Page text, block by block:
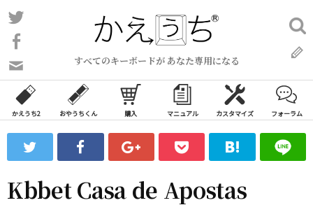
コ
ン
ン
ツ
ス
ッ
プ
すべてのキーボードが あなた専用になる
い
合
わ
フ
ォ
ム
検
索:
かえうち2 おやうちくん 購入 マニュアル カスタマイズ フォーラム
Kbbet Casa de Apostas